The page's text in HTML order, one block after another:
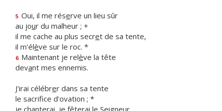
5 Oui, il me réserve un lieu sûr
au jour du malheur ; +
il me cache au plus secret de sa tente,
il m'élève sur le roc. *
6 Maintenant je relève la tête
devant mes ennemis.
J'irai célébrer dans sa tente
le sacrifce d'ovation ; *
je chanterai, je fêterai le Seigneur.